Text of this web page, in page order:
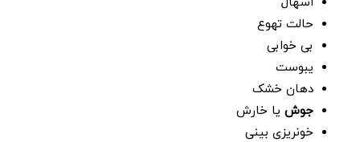
حالت تهوع
بی خوابی
یبوست
دهان خشک
جوشیا خارش
خونریزی بینی